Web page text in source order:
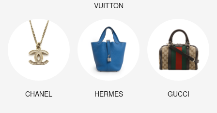
VUITTON
CHANEL HERMES GUCCI